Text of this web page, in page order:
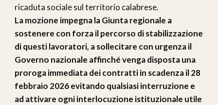
ricaduta sociale sul territorio calabrese.
La mozione impegna la Giunta regionale a
sostenere con forza il percorso di stabilizzazione
di questi lavoratori, a sollecitare con urgenza il
Governo nazionale affinché venga disposta una
proroga immediata dei contratti in scadenza il 28
febbraio 2026 evitando qualsiasi interruzione e
ad attivare ogni interlocuzione istituzionale utile